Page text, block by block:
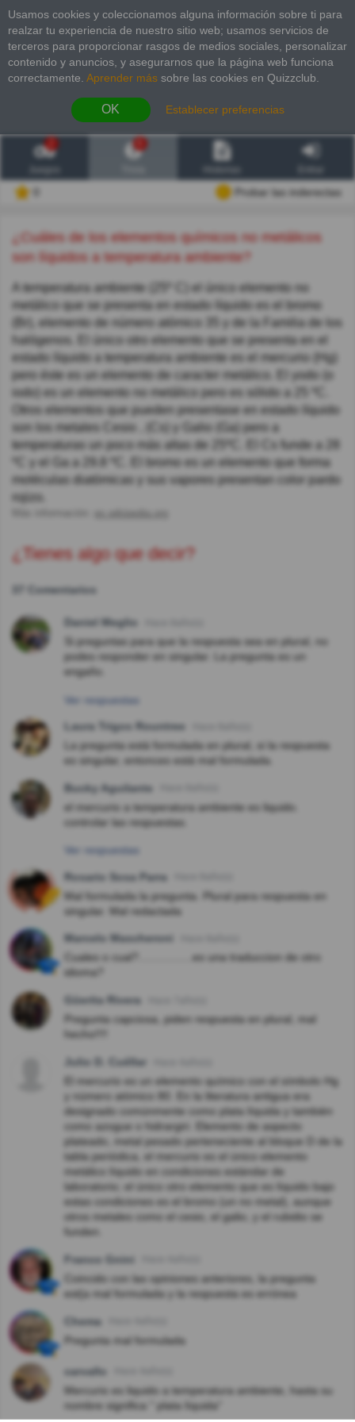
Usamos cookies y coleccionamos alguna información sobre ti para
realzar tu experiencia de nuestro sitio web; usamos servicios de
terceros para proporcionar rasgos de medios sociales, personalizar
contenido y anuncios, y asegurarnos que la página web funciona
correctamente. Aprender más sobre las cookies en Quizzclub.
OK Establecer preferencias
2
Probar las inderectas
¿Cuáles de los elementos químicos no metálicos
son líquidos a temperatura ambiente?
A temperatura ambiente (25º C) el único elemento no
metálico que se presenta en estado líquido es el bromo
(Br), elemento de número atómico 35 y de la Familia de los
halógenos. El único otro elemento que se presenta en el
estado líquido a temperatura ambiente es el mercurio (Hg)
pero éste es un elemento de caracter metálico. El yodo (o
iodo) es un elemento no metálico pero es sólido a 25 ºC.
Otros elementos que pueden presentase en estado líquido
son los metales Cesio , (Cs) y Galio (Ga) pero a
temperaturas un poco más altas de 25ºC. El Cs funde a 28
ºC y el Ga a 29.8 ºC. El bromo es un elemento que forma
moléculas diatómicas y sus vapores presentan color pardo
rojizo.
es.wikipedia.org
¿Tienes algo que decir?
37 Comentarios
Daniel Meglio
Si preguntas para que la respuesta sea en plural, no
podes responder en singular. La pregunta es un
engaño.
Ver respuestas
Laura Trigos Rountree
La pregunta está formulada en plural, si la respuesta
es singular, entonces está mal formulada.
Bucky Aguilante
el mercurio a temperatura ambiente es liquido.
controlar las respuestas.
Ver respuestas
Rosario Sosa Parra
Mal formulada la pregunta. Plural para respuesta en
singular. Mal redactada
Marcelo Mascheroni
Cuales o cual?.................es una traduccion de otro
idioma?
Güerita Rivera
Pregunta capciosa, piden respuesta en plural, mal
hecho!!!!
Julio D. Cuéllar
El mercurio es un elemento químico con el símbolo Hg
y número atómico 80. En la literatura antigua era
designado comúnmente como plata líquida y también
como azogue o hidrargiri. Elemento de aspecto
plateado, metal pesado perteneciente al bloque D de la
tabla periódica, el mercurio es el único elemento
metálico líquido en condiciones estándar de
laboratorio; el único otro elemento que es líquido bajo
estas condiciones es el bromo (un no metal), aunque
otros metales como el cesio, el galio, y el rubidio se
funden.
Franco Gnini
Coincido con las opiniones anteriores, la pregunta
est{a mal formulada y la respuesta es errónea
Chema
Pregunta mal formulada
carvallo
Mercurio es liquido a temperatura ambiente, hasta su
nombre significa " plata líquida"